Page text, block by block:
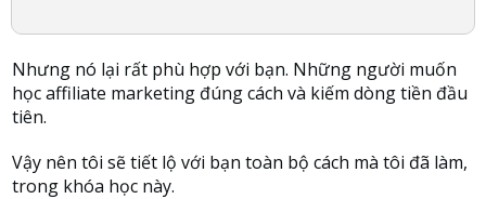
Nhưng nó lại rất phù hợp với bạn. Những người muốn
học affiliate marketing đúng cách và kiếm dòng tiền đầu
tiên.
Vậy nên tôi sẽ tiết lộ với bạn toàn bộ cách mà tôi đã làm,
trong khóa học này.